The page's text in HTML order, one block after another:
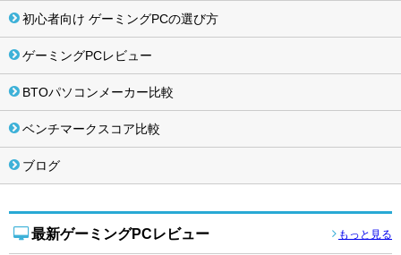
初心者向け ゲーミングPCの選び方
ゲーミングPCレビュー
BTOパソコンメーカー比較
ベンチマークスコア比較
ブログ
最新ゲーミングPCレビュー もっと見る